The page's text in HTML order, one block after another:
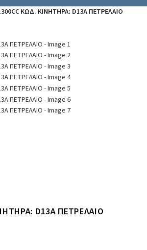
ΚΩΔ. ΚΙΝΗΤΗΡΑ: D13A ΠΕΤΡΕΛΑΙΟ
D13A ΠΕΤΡΕΛΑΙΟ